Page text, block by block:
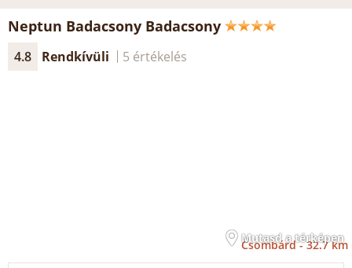
Neptun Badacsony Badacsony
4.8 Rendkívüli 5 értékelés
Mutasd a térképen
Csombárd -32.7 km